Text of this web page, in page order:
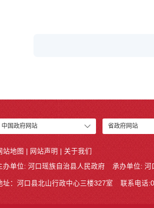
中国政府网站 省政府网站
站地图 网站声明 | 关于我们
办单位: 河口瑶族自治县人民政府 承办单位: 河
址：河口县北山行政中心三楼327室 联系电话